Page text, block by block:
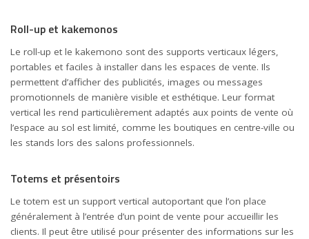
Roll-up et kakemonos
Le roll-up et le kakemono sont des supports verticaux légers,
portables et faciles à installer dans les espaces de vente. Ils
permettent d’afficher des publicités, images ou messages
promotionnels de manière visible et esthétique. Leur format
vertical les rend particulièrement adaptés aux points de vente où
l’espace au sol est limité, comme les boutiques en centre-ville ou
les stands lors des salons professionnels.
Totems et présentoirs
Le totem est un support vertical autoportant que l’on place
généralement à l’entrée d’un point de vente pour accueillir les
clients. Il peut être utilisé pour présenter des informations sur les